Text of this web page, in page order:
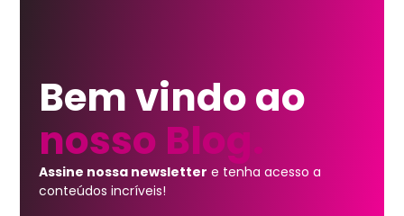
Bem vindo ao
nosso Blog.
Assine nossa newsletter e tenha acesso a
conteúdos incríveis!